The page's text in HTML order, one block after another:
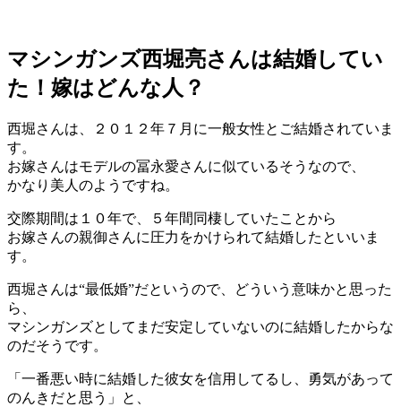
マシンガンズ西堀亮さんは結婚してい
た！嫁はどんな人？
西堀さんは、２０１２年７月に一般女性とご結婚されていま
す。
お嫁さんはモデルの冨永愛さんに似ているそうなので、
かなり美人のようですね。
交際期間は１０年で、５年間同棲していたことから
お嫁さんの親御さんに圧力をかけられて結婚したといいま
す。
西堀さんは“最低婚”だというので、どういう意味かと思った
ら、
マシンガンズとしてまだ安定していないのに結婚したからな
のだそうです。
「一番悪い時に結婚した彼女を信用してるし、勇気があって
のんきだと思う」と、